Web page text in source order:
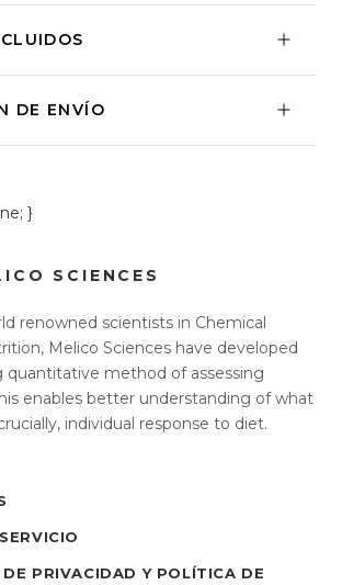
DE ENVÍO
}
SCIENCES
renowned scientists in Chemical
Melico Sciences have developed
quantitative method of assessing
enables better understanding of what
individual response to diet.
PRIVACIDAD Y POLÍTICA DE